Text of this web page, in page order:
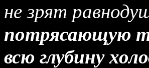
не зрят
потрясающую
всю глубину